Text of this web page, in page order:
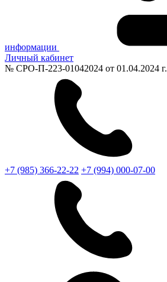
информации
Личный кабинет
№ СРО-П-223-01042024 от 01.04.2024 г.
+7 (985) 366-22-22 +7 (994) 000-07-00